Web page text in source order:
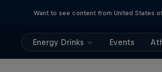
Want to see content from United States
Energy Drinks Events